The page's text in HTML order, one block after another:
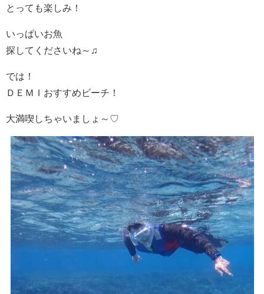
とっても楽しみ！
いっぱいお魚
探してくださいね～♫
では！
ＤＥＭＩおすすめビーチ！
大満喫しちゃいましょ～♡